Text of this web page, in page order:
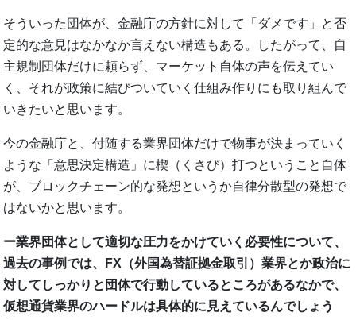
そういった団体が、金融庁の方針に対して「ダメです」と否
定的な意見はなかなか言えない構造もある。したがって、自
主規制団体だけに頼らず、マーケット自体の声を伝えてい
く、それが政策に結びついていく仕組み作りにも取り組んで
いきたいと思います。
今の金融庁と、付随する業界団体だけで物事が決まっていく
ような「意思決定構造」に楔（くさび）打つということ自体
が、ブロックチェーン的な発想というか自律分散型の発想で
はないかと思います。
ー業界団体として適切な圧力をかけていく必要性について、
過去の事例では、FX（外国為替証拠金取引）業界とか政治に
対してしっかりと団体で行動しているところがあるなかで、
仮想通貨業界のハードルは具体的に見えているんでしょう